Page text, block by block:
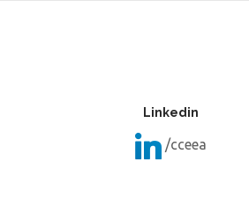
Linkedin
/cceea